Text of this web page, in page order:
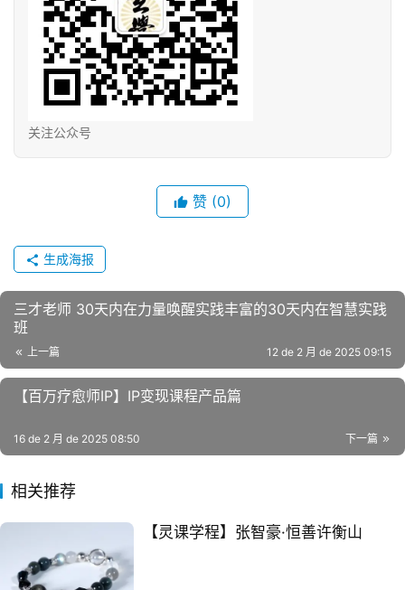
关注公众号
赞 (0)
生成海报
三‮老才‬师 30天内在力量唤‮实醒‬践丰富的30天内‮智在‬慧实践
班
上一篇 12 de 2 月 de 2025 09:15
【百万疗愈师IP】IP变现课程产品篇
下一篇
16 de 2 月 de 2025 08:50
相关推荐
【灵课学‬程】张智豪·恒善许衡山